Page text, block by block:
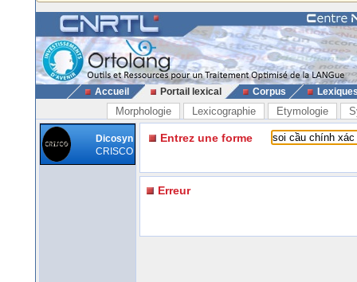
Accueil Portail lexical Corpus
Morphologie Lexicographie Etymologie
Dicosyn
CRISCO
Entrez une forme
Erreur